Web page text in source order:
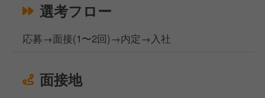
選考フロー
応募→面接(1〜2回)→内定→入社
面接地